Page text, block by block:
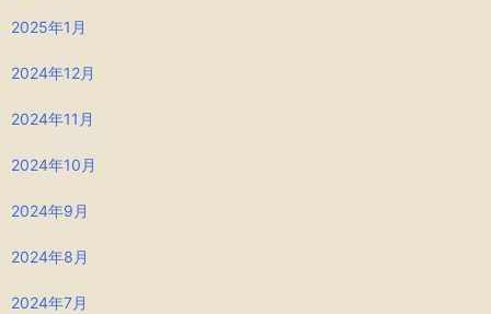
2025年1月
2024年12月
2024年11月
2024年10月
2024年9月
2024年8月
2024年7月